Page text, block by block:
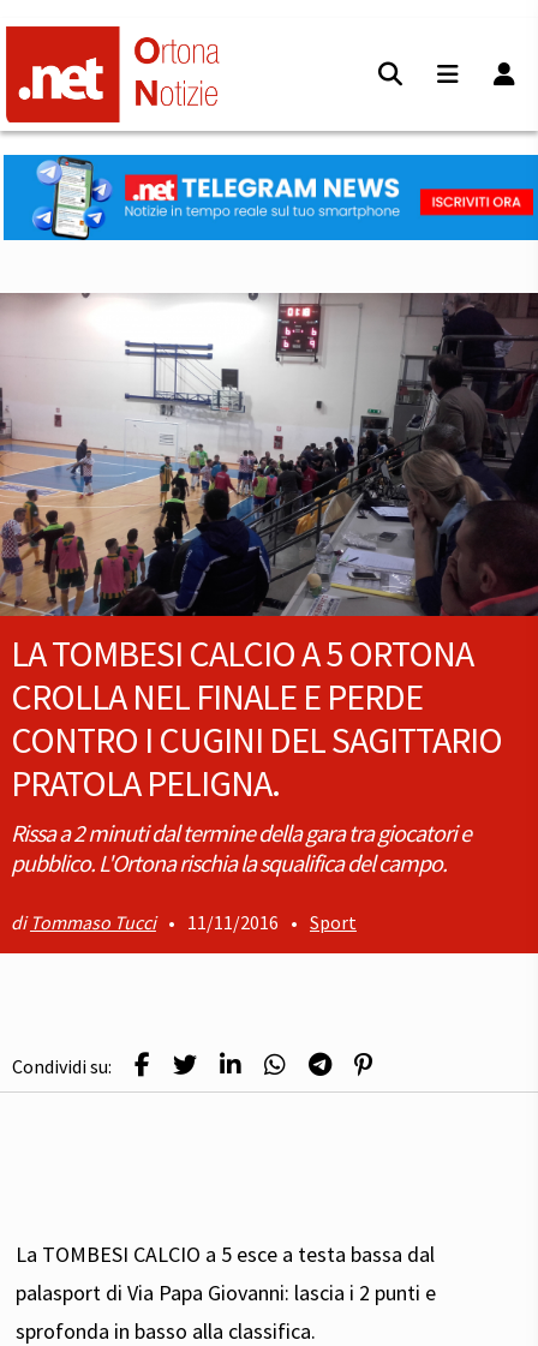
LA TOMBESI CALCIO A 5 ORTONA
CROLLA NEL FINALE E PERDE
CONTRO I CUGINI DEL SAGITTARIO
PRATOLA PELIGNA.
Rissa a 2 minuti dal termine della gara tra giocatori e
pubblico. L'Ortona rischia la squalifica del campo.
Tommaso Tucci • 11/11/2016 • Sport
Condividi su:
La TOMBESI CALCIO a 5 esce a testa bassa dal
palasport di Via Papa Giovanni: lascia i 2 punti e
sprofonda in basso alla classifica.